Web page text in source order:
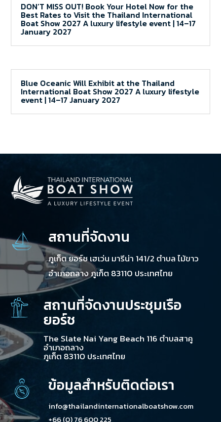
DON’T MISS OUT! Book Your Hotel Now for the
Best Rates to Visit the Thailand International
Boat Show 2027 A luxury lifestyle event | 14–17
January 2027
Blue Oceanic Will Exhibit at the Thailand
International Boat Show 2027 A luxury lifestyle
event | 14–17 January 2027
สถานที่จัดงาน
ภูเก็ต ยอร์ช เฮเว่น มารีน่า 141/2 ตำบล ไม้ขาว
อำเภอถลาง ภูเก็ต 83110 ประเทศไทย
สถานที่จัดงานประชุมเรือ
ยอร์ช
The Slate Nai Yang Beach 116 ตำบลสาคู
อำเภอถลาง
ภูเก็ต 83110 ประเทศไทย
ข้อมูลสำหรับติดต่อเรา
info@thailandinternationalboatshow.com
+66 (0) 76 600 225